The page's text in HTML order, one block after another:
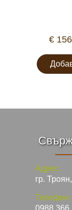
€
Адрес:
гр.
Телефон: